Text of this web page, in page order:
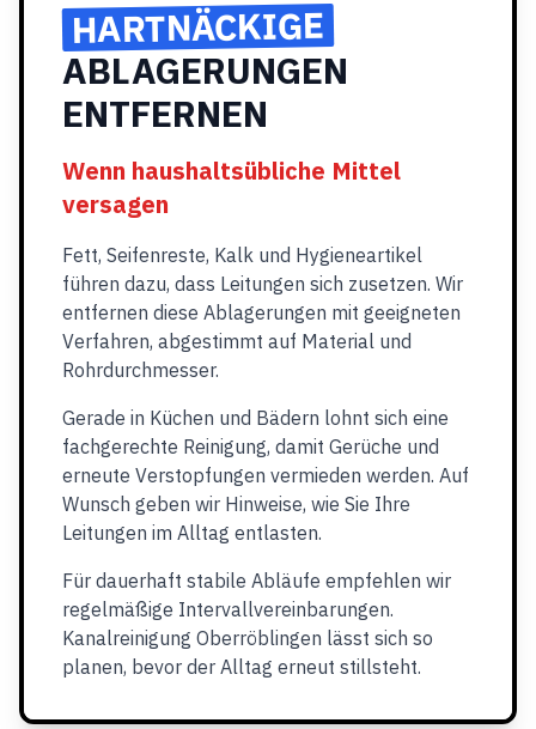
HARTNÄCKIGE
ABLAGERUNGEN
ENTFERNEN
Wenn haushaltsübliche Mittel
versagen
Fett, Seifenreste, Kalk und Hygieneartikel
führen dazu, dass Leitungen sich zusetzen. Wir
entfernen diese Ablagerungen mit geeigneten
Verfahren, abgestimmt auf Material und
Rohrdurchmesser.
Gerade in Küchen und Bädern lohnt sich eine
fachgerechte Reinigung, damit Gerüche und
erneute Verstopfungen vermieden werden. Auf
Wunsch geben wir Hinweise, wie Sie Ihre
Leitungen im Alltag entlasten.
Für dauerhaft stabile Abläufe empfehlen wir
regelmäßige Intervallvereinbarungen.
Kanalreinigung Oberröblingen lässt sich so
planen, bevor der Alltag erneut stillsteht.